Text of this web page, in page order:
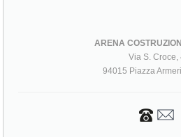
ARENA
Via S. Croce,
94015 Piazza